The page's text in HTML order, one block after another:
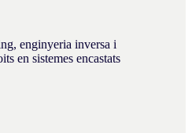
enginyeria inversa i
en sistemes encastats